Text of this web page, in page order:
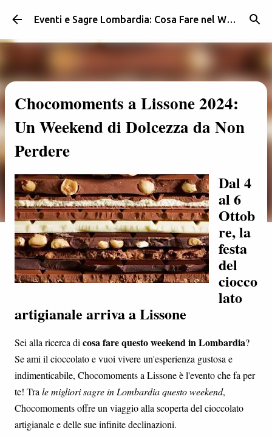
Passa ai contenuti principali Eventi e Sagre Lombardia: Cosa Fare nel Weekend | Weekendidea
Chocomoments a Lissone 2024:
Un Weekend di Dolcezza da Non
Perdere
Dal 4
al 6
Ottob
re, la
festa
del
ciocco
lato
artigianale arriva a Lissone
Sei alla ricerca di cosa fare questo weekend in Lombardia?
Se ami il cioccolato e vuoi vivere un'esperienza gustosa e
indimenticabile, Chocomoments a Lissone è l'evento che fa per
te! Tra le migliori sagre in Lombardia questo weekend,
Chocomoments offre un viaggio alla scoperta del cioccolato
artigianale e delle sue infinite declinazioni.